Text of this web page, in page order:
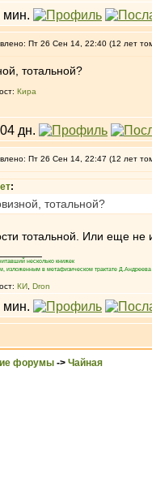
Пт 26 Сен 14, 22:40 (12 лет
тотальной?
Кира
Пт 26 Сен 14, 22:47 (12 лет
:
тотальной?
тотальной. Или еще не
несколько книжек
изложенным в метафизическом трактате
КИ Dron
форумы -> Чайная